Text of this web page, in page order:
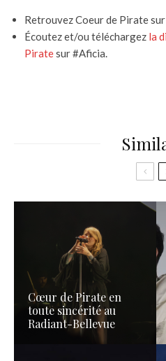
Retrouvez Coeur de Pirate sur
Écoutez et/ou téléchargez la
Piratesur #Aficia.
Cœur de Pirate en
toute sincérité au
Radiant-Bellevue